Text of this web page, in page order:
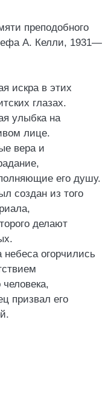
преподобного
А. Келли, 1931—
искра в этих
глазах.
улыбка на
лице.
вера и
его душу.
создан из того
делают
небеса огорчились
человека,
призвал его